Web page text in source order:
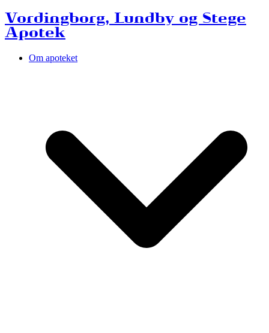
Vordingborg, Lundby og Stege
Apotek
Om apoteket